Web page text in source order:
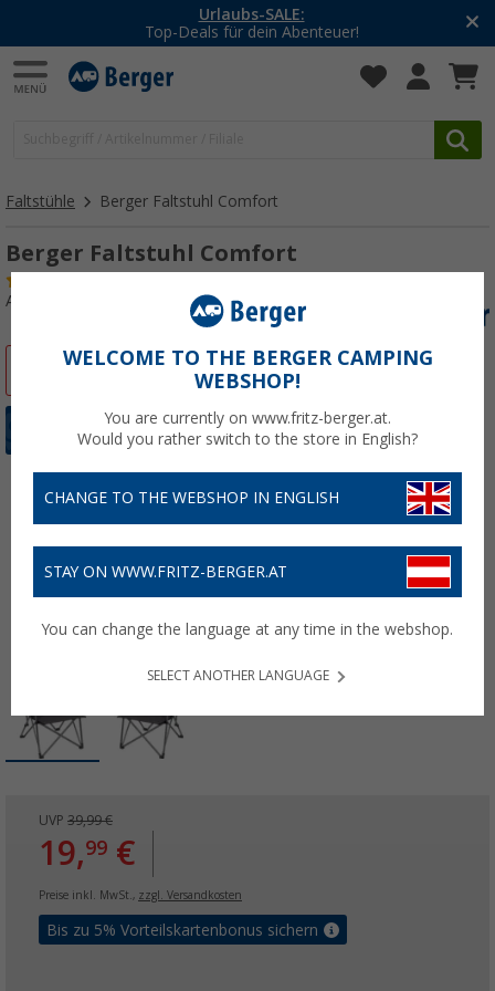
Urlaubs-SALE:
Top-Deals für dein Abenteuer!
Faltstühle Berger Faltstuhl Comfort
Berger Faltstuhl Comfort
Art.-Nr.: 730580
UVP 39,99 €
19,99 €
Preise inkl. MwSt., zzgl. Versandkosten
Bis zu 5% Vorteilskartenbonus sichern
WELCOME TO THE BERGER CAMPING
WEBSHOP!
You are currently on www.fritz-berger.at.
Would you rather switch to the store in English?
CHANGE TO THE WEBSHOP IN ENGLISH
STAY ON WWW.FRITZ-BERGER.AT
You can change the language at any time in the webshop.
SELECT ANOTHER LANGUAGE